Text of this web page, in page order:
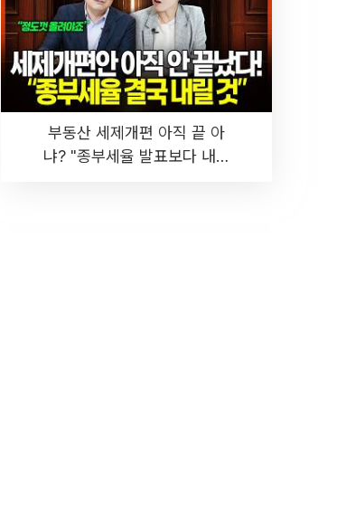
부동산 세제개편 아직 끝 아
냐? "종부세율 발표보다 내릴